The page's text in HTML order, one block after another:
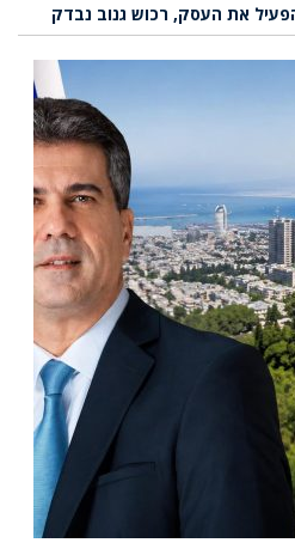
את העסק, רכוש גנוב נבדק